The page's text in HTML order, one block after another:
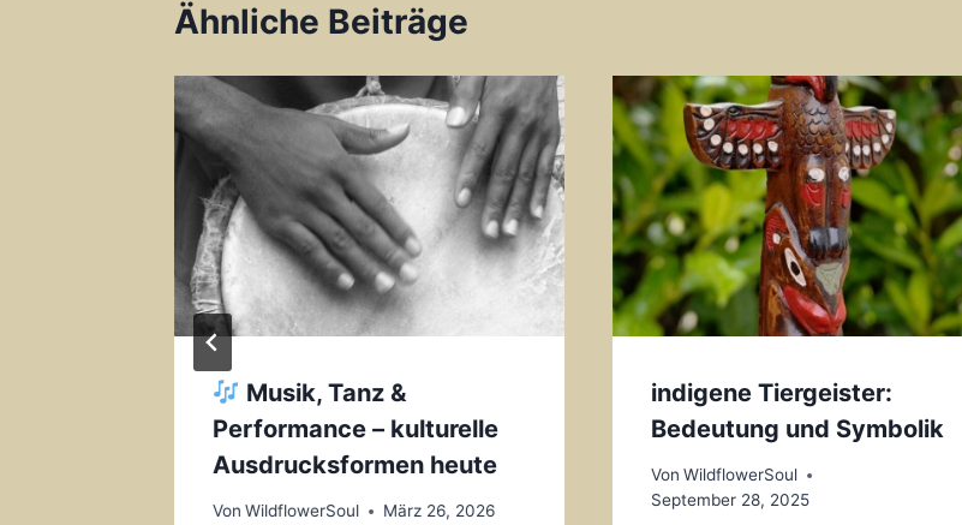
Ähnliche Beiträge
Musik, Tanz &
Performance – kulturelle
Ausdrucksformen heute
Von WildflowerSoul März 26, 2026
indigene Tiergeister:
Bedeutung und Symbolik
Von WildflowerSoul
September 28, 2025